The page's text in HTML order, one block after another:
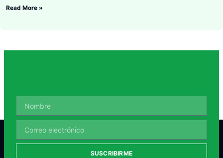
Read More »
SUSCRIBIRME